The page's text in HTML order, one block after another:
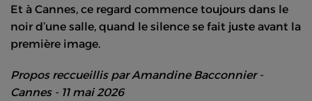
Et à Cannes, ce regard commence toujours dans le
noir d’une salle, quand le silence se fait juste avant la
première image.
Propos reccueillis par Amandine Bacconnier -
Cannes - 11 mai 2026